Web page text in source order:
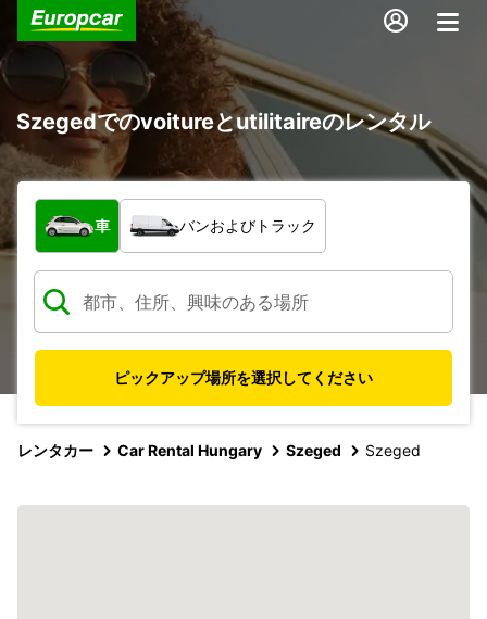
Szegedでのvoitureとutilitaireのレンタル
車両の種類
車 バンおよびトラック
ピックアップ場所を選択してください
レンタカー Car Rental Hungary Szeged Szeged